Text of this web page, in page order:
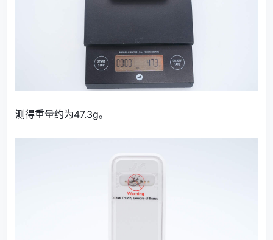
测得重量约为47.3g。